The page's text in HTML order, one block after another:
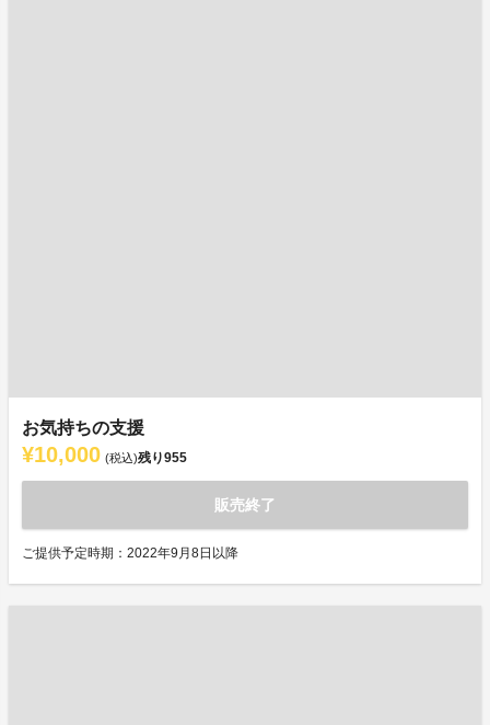
お気持ちの支援
¥10,000 (税込)残り955
販売終了
ご提供予定時期：2022年9月8日以降